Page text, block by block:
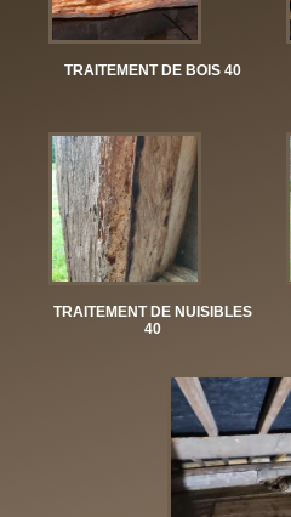
TRAITEMENT DE BOIS 40
TRAITEMENT DE NUISIBLES
40